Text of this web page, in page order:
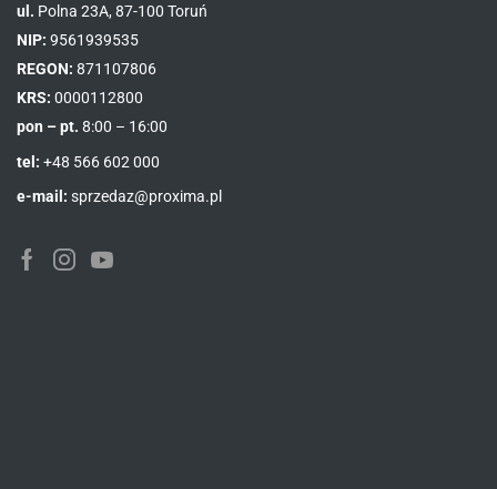
ul. Polna 23A, 87-100 Toruń
NIP: 9561939535
REGON: 871107806
KRS: 0000112800
pon – pt. 8:00 – 16:00
tel: +48 566 602 000
e-mail: sprzedaz@proxima.pl
FacebookInstagramYoutube